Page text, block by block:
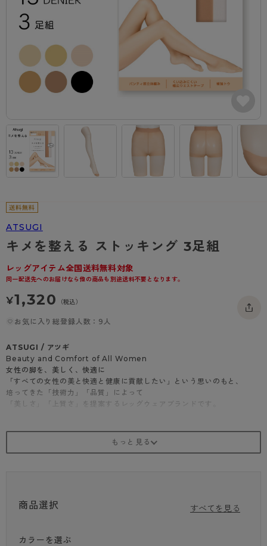
レッグウェア
- 無地ストッキング
- 柄ストッキング
- 着圧ストッキング
- パンティ部レスストッキング
タイツ
- 柄タイツ
- ひざ下丈タイツ
- 着圧タイツ
ソックス・靴下
レギンス・スパッツ
ブラジャー
- ノンワイヤーブラ
- ブラトップ
ショーツ
- レギュラーショーツ
肌着・インナー
- 長袖（七分袖以上）
- タンクトップ
- カップ付きインナー
ライフスタイルウェア
ボトムス
ルームウェア・パジャマ
アクティブ・スポーツ
- スポーツブラ
雑貨・小物
レッグウエア
クルー・レギュラー丈ソックス
スニーカー丈・くるぶし丈ソックス
メンズパンツ
ボクサー
Tバック・ビキニ
肌着・インナー
ライフスタイルウェア
ボトムス
ルームウェア・パジャマ
レッグウエア
ソックス・靴下
クルー・レギュラー丈ソックス
ハイソックス
スクールソックス
ブラジャー
ノンワイヤーブラ
スポーツブラ
ショーツ
レギュラーショーツ
AZGI
アスティーグ
スゴスト
フェイクタイツ
hotto comfort
スクールタイム
みんなの、みんなの。
商品選びのお手伝い
私に似合う、ストッキング選び
タイツの選び方
ご利用ガイド
はじめての方へ
よくある質問（FAQ）
配送方法について
返品・交換について
お問い合わせについて
ATSUGI
キメを整える ストッキング 3足組
レッグアイテム全国送料無料対象
同一配送先へのお届けなら他の商品も別途送料不要となります。
¥1,320 （税込）
お気に入り総登録人数：9人
ATSUGI / アツギ
Beauty and Comfort of All Women
女性の脚を、美しく、快適に
「すべての女性の美と快適と健康に貢献したい」という思いのもと、
培ってきた「技術力」「品質」によって
「美しさ」「上質さ」を提案するレッグウェアブランドです。
快適さと機能性を兼ね備えたストッキング。
・補強トウ
商品選択 すべてを見る
カラーを選ぶ